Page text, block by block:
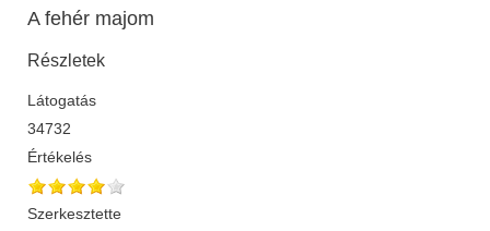
A fehér majom
Részletek
Látogatás
34732
Értékelés
Szerkesztette